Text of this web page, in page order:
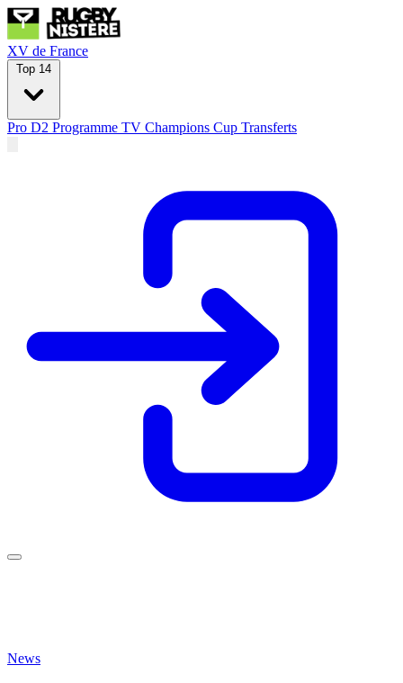
XV de France
Top 14
Pro D2 Programme TV Champions Cup Transferts
News